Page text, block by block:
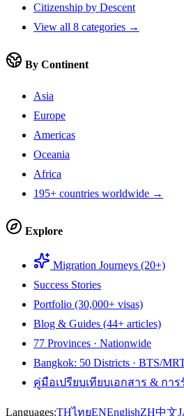
Citizenship by Descent
View all 8 categories →
By Continent
Asia
Europe
Americas
Oceania
Africa
195+ countries worldwide →
Explore
Migration Journeys (20+)
Success Stories
Portfolio (30,000+ visas)
Blog & Guides (44+ articles)
77 Provinces · Nationwide
Bangkok: 50 Districts · BTS/
คู่มือเปรียบเทียบเอกสาร & การ
Languages:THไทยENEnglishZH中文